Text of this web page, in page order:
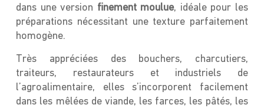
dans une version finement moulue, idéale pour les
préparations nécessitant une texture parfaitement
homogène.
Très appréciées des bouchers, charcutiers,
traiteurs, restaurateurs et industriels de
l’agroalimentaire, elles s’incorporent facilement
dans les mêlées de viande, les farces, les pâtés, les